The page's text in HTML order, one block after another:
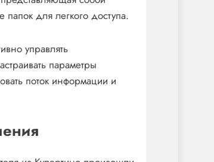
папок для легкого доступа.
управлять
параметры
поток информации и